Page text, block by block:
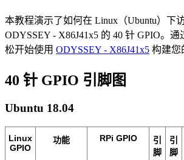
本教程演示了如何在 Linux（Ubuntu）下
ODYSSEY - X86J41x5 的 40 针 GPIO。
松开始使用 ODYSSEY - X86J41x5 构建您
40 针 GPIO 引脚图
Ubuntu 18.04
Linux
GPIO
功能 RPi GPIO
引
脚
引
脚